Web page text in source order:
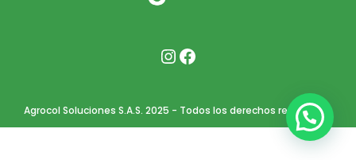
Agrocol Soluciones S.A.S. 2025 - Todos los derechos reservados